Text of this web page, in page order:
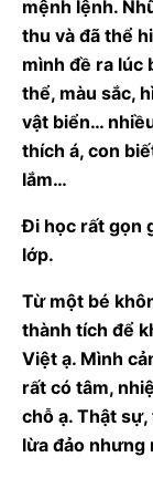
mệnh lệnh.
thu và đã thể
mình đề ra lúc
thể, màu sắc,
vật biển…
thích á, con
lắm…
Đi học rất gọn
lớp.
Từ một bé
thành tích để
Việt ạ. Mình
rất có tâm,
chỗ ạ. Thật
lừa đảo nhưng